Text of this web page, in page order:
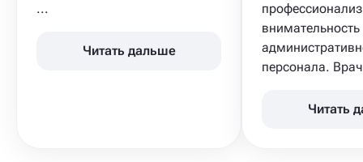
...
Читать дальше
внимательность
персонала.
Читать